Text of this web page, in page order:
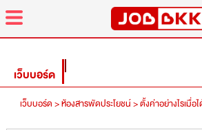
menu
เว็บบอร์ด
เว็บบอร์ด >ห้องสารพัดประโยชน์ >ตั้งค่าอย่างไรเมื่อ